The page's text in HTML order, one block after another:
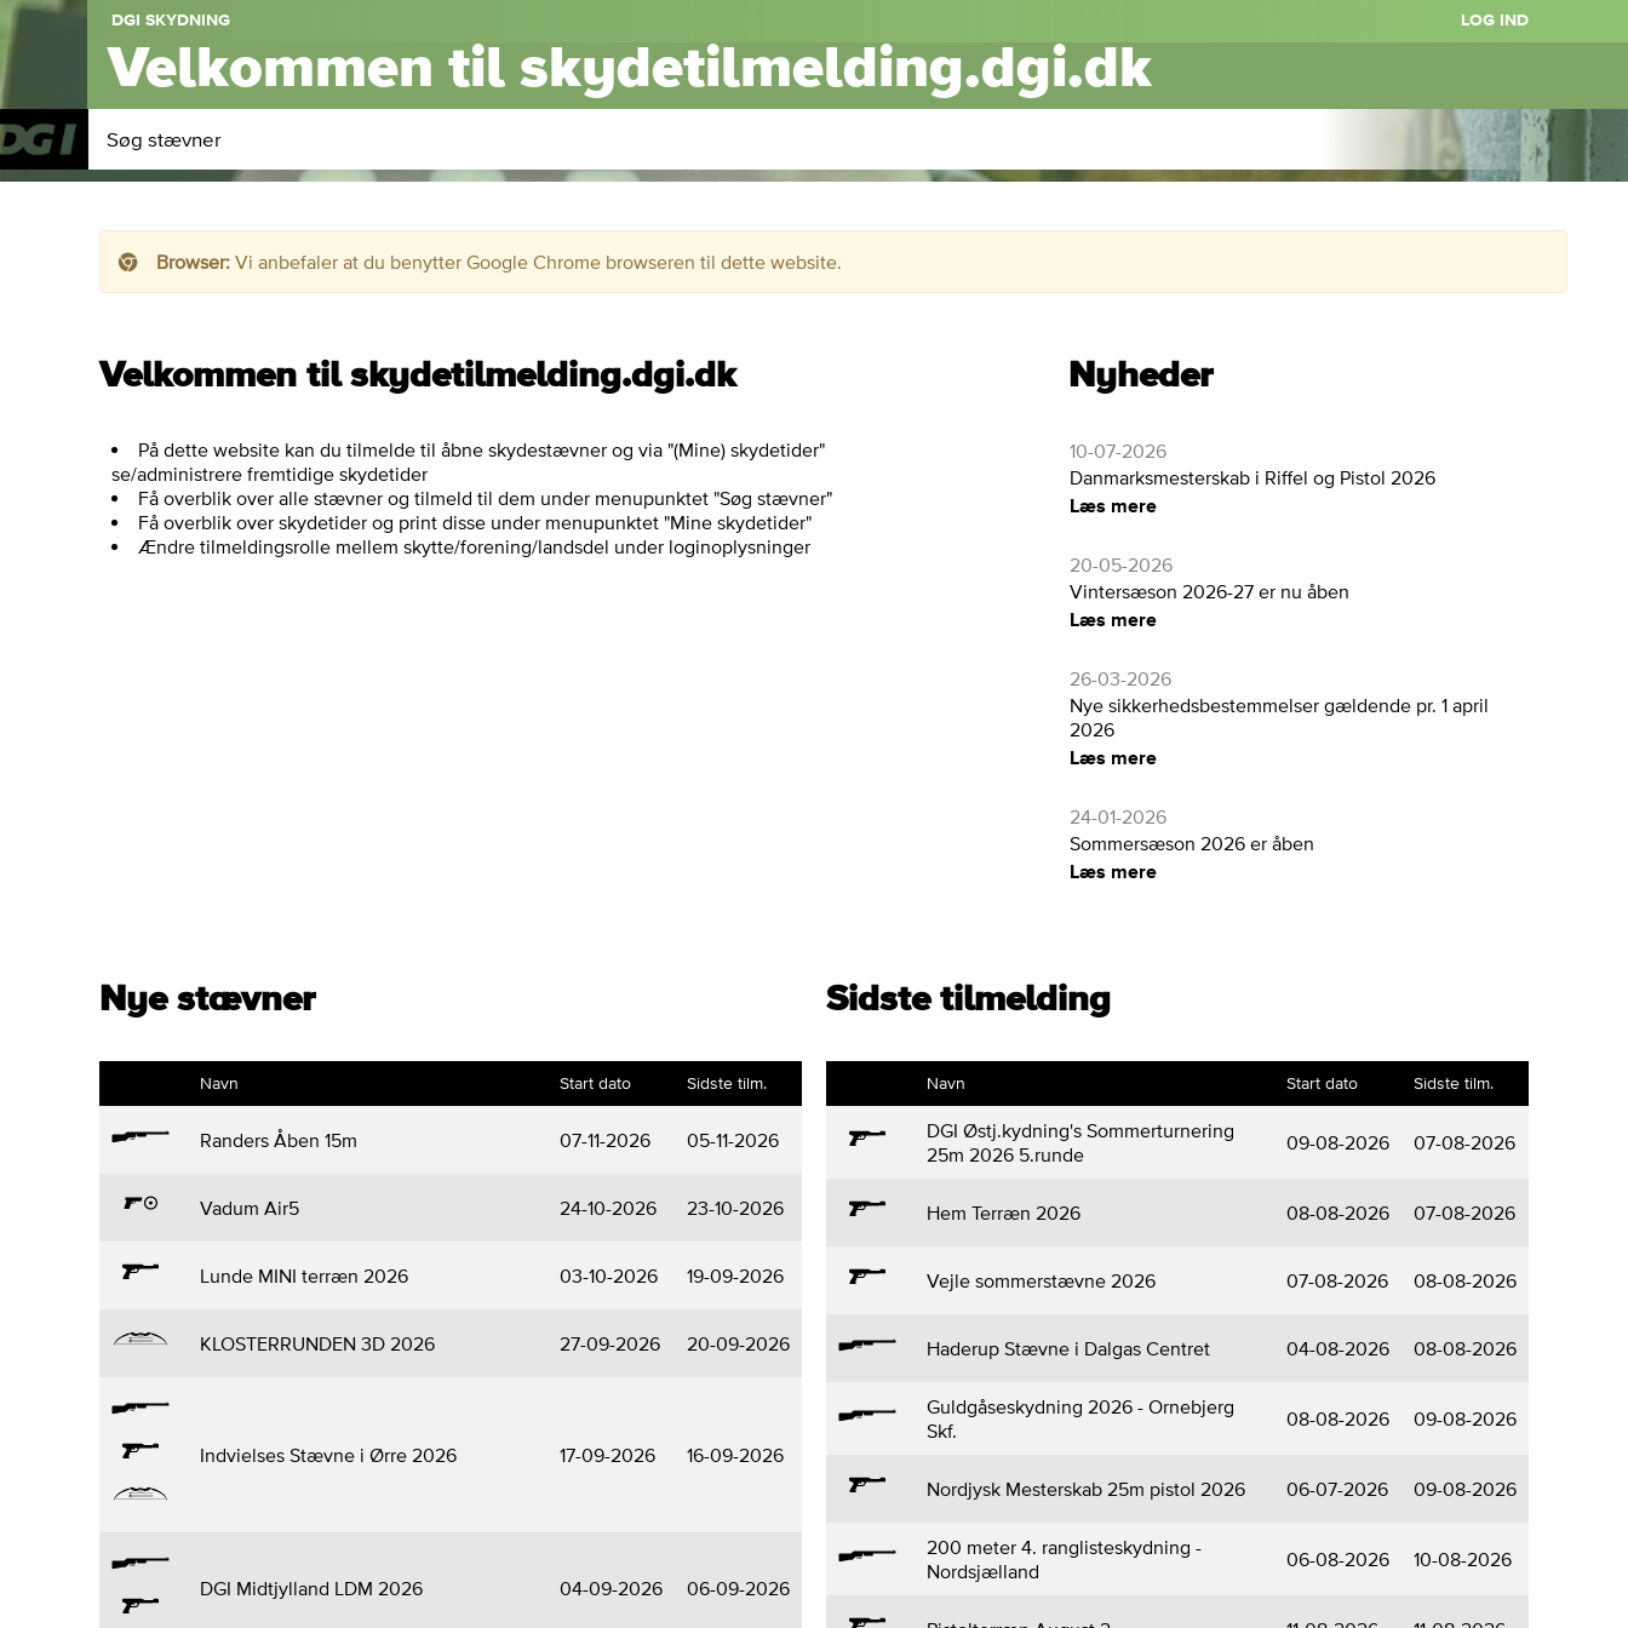
DGI SKYDNING LOG IND
Velkommen til skydetilmelding.dgi.dk
Søg stævner
Browser: Vi anbefaler at du benytter Google Chrome browseren til dette website.
Velkommen til skydetilmelding.dgi.dk
På dette website kan du tilmelde til åbne skydestævner og via "(Mine) skydetider"
se/administrere fremtidige skydetider
Få overblik over alle stævner og tilmeld til dem under menupunktet "Søg stævner"
Få overblik over skydetider og print disse under menupunktet "Mine skydetider"
Ændre tilmeldingsrolle mellem skytte/forening/landsdel under loginoplysninger
Nyheder
10-07-2026
Danmarksmesterskab i Riffel og Pistol 2026
Læs mere
20-05-2026
Vintersæson 2026-27 er nu åben
Læs mere
26-03-2026
Nye sikkerhedsbestemmelser gældende pr. 1 april
2026
Læs mere
24-01-2026
Sommersæson 2026 er åben
Læs mere
Nye stævner
Navn Start dato Sidste tilm.
Randers Åben 15m 07-11-2026 05-11-2026
Vadum Air5 24-10-2026 23-10-2026
Lunde MINI terræn 2026 03-10-2026 19-09-2026
KLOSTERRUNDEN 3D 2026 27-09-2026 20-09-2026
Indvielses Stævne i Ørre 2026 17-09-2026 16-09-2026
DGI Midtjylland LDM 2026 04-09-2026 06-09-2026
Sidste tilmelding
Navn Start dato Sidste tilm.
DGI Østj.kydning's Sommerturnering
25m 2026 5.runde
09-08-2026 07-08-2026
Hem Terræn 2026 08-08-2026 07-08-2026
Vejle sommerstævne 2026 07-08-2026 08-08-2026
Haderup Stævne i Dalgas Centret 04-08-2026 08-08-2026
Guldgåseskydning 2026 - Ornebjerg
Skf.
08-08-2026 09-08-2026
Nordjysk Mesterskab 25m pistol 2026 06-07-2026 09-08-2026
200 meter 4. ranglisteskydning -
Nordsjælland
06-08-2026 10-08-2026